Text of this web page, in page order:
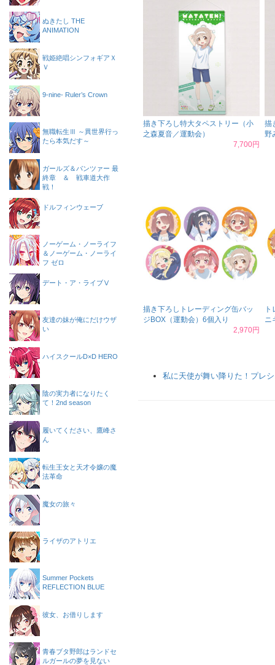
描き下ろし特大タペストリー（小
之森夏音／運動会）
7,700円
描
野
描き下ろしトレーディング缶バッ
ジBOX（運動会）6個入り
2,970円
ニ
私に天使が舞い降りた！プレ
ぬきたし THE
ANIMATION
戦姫絶唱シンフォギアＸ
Ｖ
9-nine- Ruler’s Crown
無職転生Ⅲ ～異世界行っ
たら本気だす～
ガールズ＆パンツァー 最
終章 ＆ 戦車道大作
戦！
ドルフィンウェーブ
ノーゲーム・ノーライフ
＆ノーゲーム・ノーライ
フ ゼロ
デート・ア・ライブⅤ
友達の妹が俺にだけウザ
い
ハイスクールD×D HERO
陰の実力者になりたく
て！2nd season
履いてください、鷹峰さ
ん
転生王女と天才令嬢の魔
法革命
魔女の旅々
ライザのアトリエ
Summer Pockets
REFLECTION BLUE
彼女、お借りします
青春ブタ野郎はランドセ
ルガールの夢を見ない